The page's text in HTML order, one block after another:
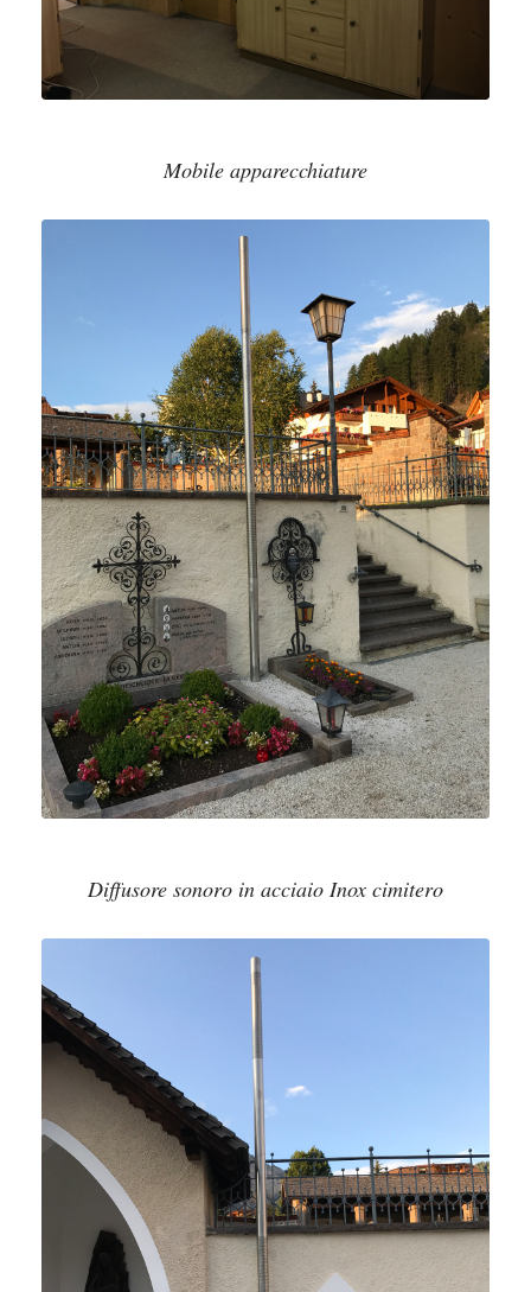
Mobile apparecchiature
Diffusore sonoro in acciaio Inox cimitero